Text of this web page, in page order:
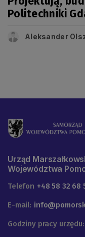
Politechniki
Aleksander
Urząd
Województwa
Telefon +48 58 32 68
E-mail:
Godziny pracy urzędu: